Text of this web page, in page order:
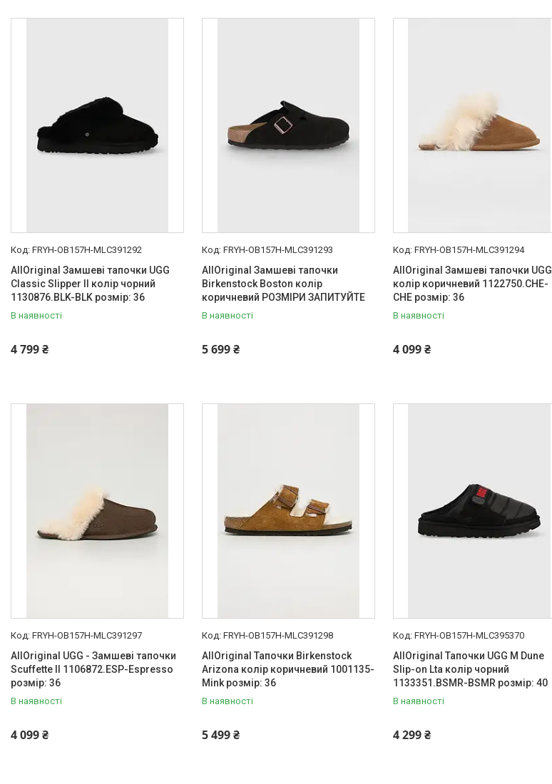
FRYH-OB157H-MLC391292
AllOriginal Замшеві тапочки UGG
Classic Slipper II колір чорний
1130876.BLK-BLK розмір: 36
В наявності
4 799 ₴
FRYH-OB157H-MLC391293
AllOriginal Замшеві тапочки
Birkenstock Boston колір
коричневий РОЗМІРИ ЗАПИТУЙТЕ
В наявності
5 699 ₴
FRYH-OB157H-MLC391294
AllOriginal Замшеві тапочки UGG
колір коричневий 1122750.CHE-
CHE розмір: 36
В наявності
4 099 ₴
FRYH-OB157H-MLC391297
AllOriginal UGG - Замшеві тапочки
Scuffette II 1106872.ESP-Espresso
розмір: 36
В наявності
4 099 ₴
FRYH-OB157H-MLC391298
AllOriginal Тапочки Birkenstock
Arizona колір коричневий 1001135-
Mink розмір: 36
В наявності
5 499 ₴
FRYH-OB157H-MLC395370
AllOriginal Тапочки UGG M Dune
Slip-on Lta колір чорний
1133351.BSMR-BSMR розмір: 40
В наявності
4 299 ₴